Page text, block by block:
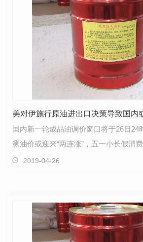
美对伊施行原油进出口决策导致国内
国内新一轮成品油调价窗口将于26日24
测油价或迎来“两连涨”，五一小长假消
所增加。油价上一次上调是在4月12日
2019-04-26